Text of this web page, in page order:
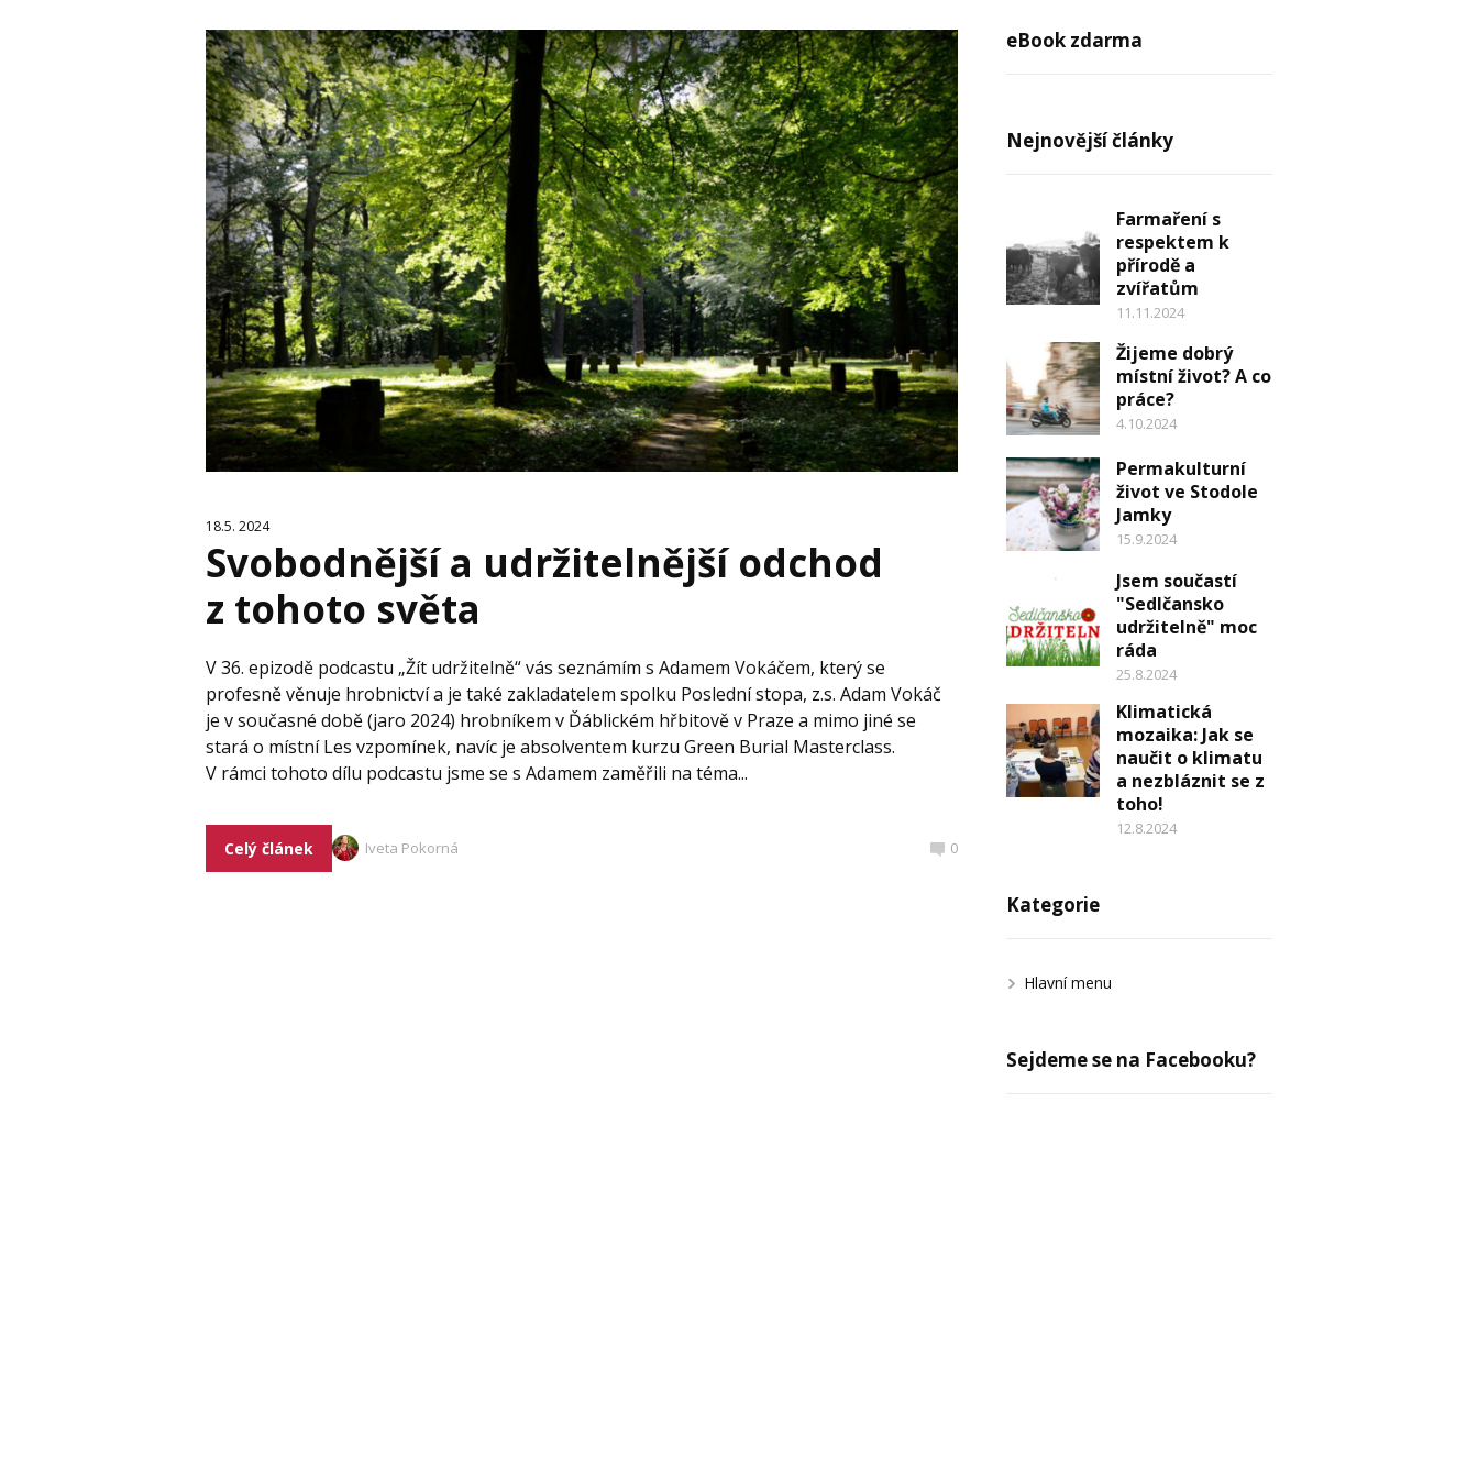
18.5. 2024
Svobodnější a udržitelnější odchod
z tohoto světa
V 36. epizodě podcastu „Žít udržitelně“ vás seznámím s Adamem Vokáčem, který se
profesně věnuje hrobnictví a je také zakladatelem spolku Poslední stopa, z.s. Adam Vokáč
je v současné době (jaro 2024) hrobníkem v Ďáblickém hřbitově v Praze a mimo jiné se
stará o místní Les vzpomínek, navíc je absolventem kurzu Green Burial Masterclass.
V rámci tohoto dílu podcastu jsme se s Adamem zaměřili na téma...
Celý článek Iveta Pokorná 0
eBook zdarma
Nejnovější články
Farmaření s
respektem k
přírodě a
zvířatům
11.11.2024
Žijeme dobrý
místní život? A co
práce?
4.10.2024
Permakulturní
život ve Stodole
Jamky
15.9.2024
Jsem součastí
"Sedlčansko
udržitelně" moc
ráda
25.8.2024
Klimatická
mozaika: Jak se
naučit o klimatu
a nezbláznit se z
toho!
12.8.2024
Kategorie
Hlavní menu
Sejdeme se na Facebooku?